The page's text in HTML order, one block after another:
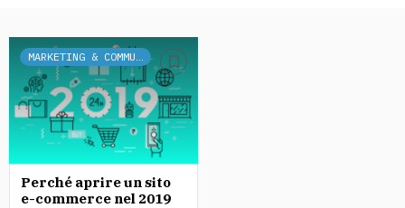
MARKETING & COMMUNICATION
Perché aprire un sito
e-commerce nel 2019